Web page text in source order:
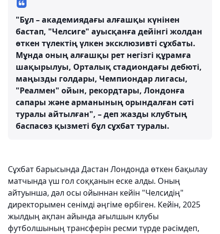
"Бұл – академиядағы алғашқы күнінен
бастап, "Челсиге" ауысқанға дейінгі жолдан
өткен түлектің үлкен эксклюзивті сұхбаты.
Мұнда оның алғашқы рет негізгі құрамға
шақырылуы, Орталық стадиондағы дебюті,
маңызды голдары, Чемпиондар лигасы,
"Реалмен" ойын, рекордтары, Лондонға
сапары және арманының орындалған сәті
туралы айтылған", – деп жазды клубтың
баспасөз қызметі бұл сұхбат туралы.
Сұхбат барысында Дастан Лондонда өткен бақылау
матчында үш гол соққанын еске алды. Оның
айтуынша, дәл осы ойыннан кейін "Челсидің"
директорымен сенімді әңгіме өрбіген. Кейін, 2025
жылдың ақпан айында ағылшын клубы
футболшының трансферін ресми түрде рәсімдеп,